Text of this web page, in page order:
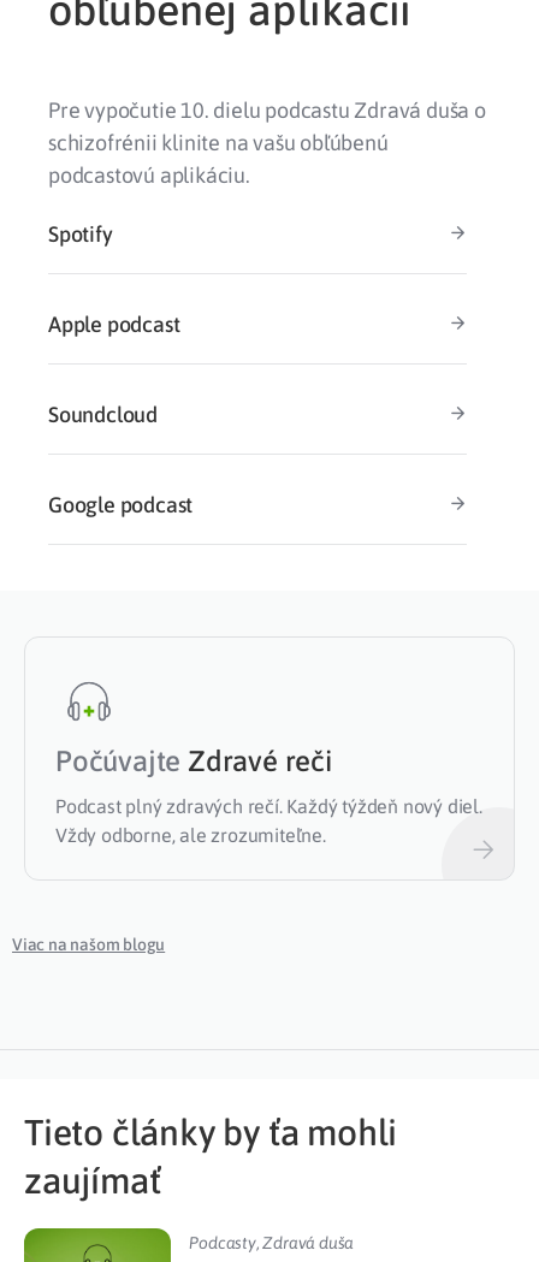
Pre vypočutie 10. dielu podcastu Zdravá duša o
schizofrénii klinite na vašu obľúbenú
podcastovú aplikáciu.
Spotify
Apple podcast
Soundcloud
Google podcast
Počúvajte Zdravé reči
Podcast plný zdravých rečí. Každý týždeň nový diel.
Vždy odborne, ale zrozumiteľne.
Viac na našom blogu
Tieto články by ťa mohli
zaujímať
Podcasty,Zdravá duša